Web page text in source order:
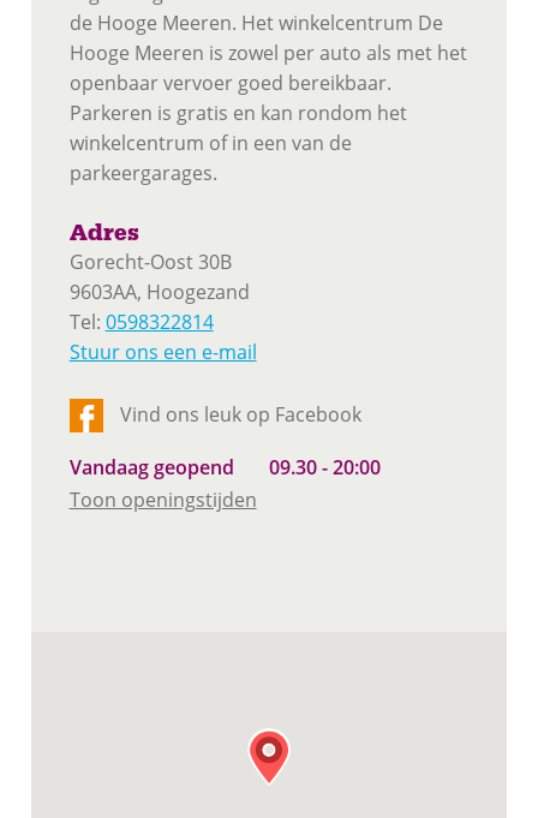
de Hooge Meeren. Het winkelcentrum De
Hooge Meeren is zowel per auto als met het
openbaar vervoer goed bereikbaar.
Parkeren is gratis en kan rondom het
winkelcentrum of in een van de
parkeergarages.
Adres
Gorecht-Oost 30B
9603AA, Hoogezand
Tel: 0598322814
Stuur ons een e-mail
Vind ons leuk op Facebook
Vandaag geopend
09.30 - 20:00
Toon openingstijden